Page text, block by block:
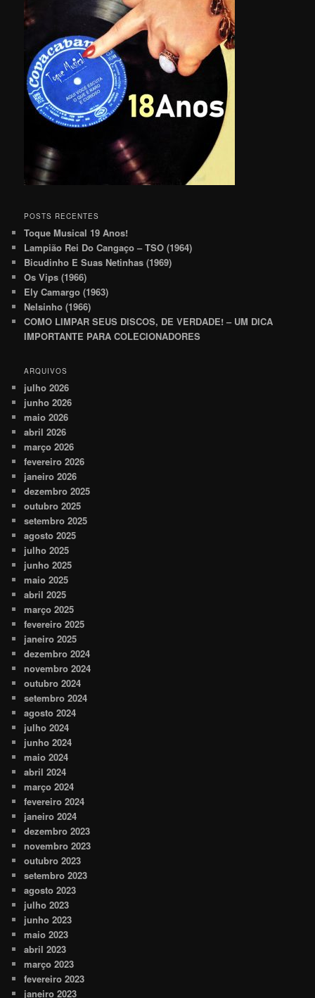
POSTS RECENTES
Toque Musical 19 Anos!
Lampião Rei Do Cangaço – TSO (1964)
Bicudinho E Suas Netinhas (1969)
Os Vips (1966)
Ely Camargo (1963)
Nelsinho (1966)
COMO LIMPAR SEUS DISCOS, DE VERDADE! – UM DICA
IMPORTANTE PARA COLECIONADORES
ARQUIVOS
julho 2026
junho 2026
maio 2026
abril 2026
março 2026
fevereiro 2026
janeiro 2026
dezembro 2025
outubro 2025
setembro 2025
agosto 2025
julho 2025
junho 2025
maio 2025
abril 2025
março 2025
fevereiro 2025
janeiro 2025
dezembro 2024
novembro 2024
outubro 2024
setembro 2024
agosto 2024
julho 2024
junho 2024
maio 2024
abril 2024
março 2024
fevereiro 2024
janeiro 2024
dezembro 2023
novembro 2023
outubro 2023
setembro 2023
agosto 2023
julho 2023
junho 2023
maio 2023
abril 2023
março 2023
fevereiro 2023
janeiro 2023